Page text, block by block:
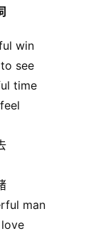
win
see
time
man